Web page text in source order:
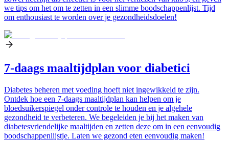
we tips om het om te zetten in een slimme boodschappenlijst. Tijd
om enthousiast te worden over je gezondheidsdoelen!
7-daags maaltijdplan voor diabetici
Diabetes beheren met voeding hoeft niet ingewikkeld te zijn.
Ontdek hoe een 7-daags maaltijdplan kan helpen om je
bloedsuikerspiegel onder controle te houden en je algehele
gezondheid te verbeteren. We begeleiden je bij het maken van
diabetesvriendelijke maaltijden en zetten deze om in een eenvoudig
boodschappenlijstje. Laten we gezond eten eenvoudig maken!